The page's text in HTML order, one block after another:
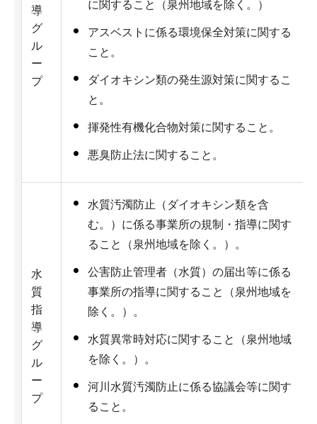
導
グ
ル
ー
プ
に関すること（泉州地域を除く。）
アスベストに係る環境保全対策に関する
こと。
ダイオキシン類の発生源対策に関するこ
と。
揮発性有機化合物対策に関すること。
悪臭防止法に関すること。
水
質
指
導
グ
ル
ー
プ
水質汚濁防止（ダイオキシン類を含
む。）に係る事業所の規制・指導に関す
ること（泉州地域を除く。）。
公害防止管理者（水質）の届出等に係る
事業所の指導に関すること（泉州地域を
除く。）。
水質異常時対応に関すること（泉州地域
を除く。）。
河川水質汚濁防止に係る協議会等に関す
ること。